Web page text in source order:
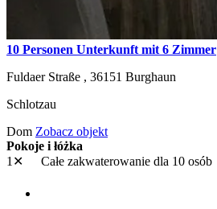
10 Personen Unterkunft mit 6 Zimmer
Fuldaer Straße , 36151 Burghaun
Schlotzau
Dom Zobacz objekt
Pokoje i łóżka
1✕
Całe zakwaterowanie dla 10 osób